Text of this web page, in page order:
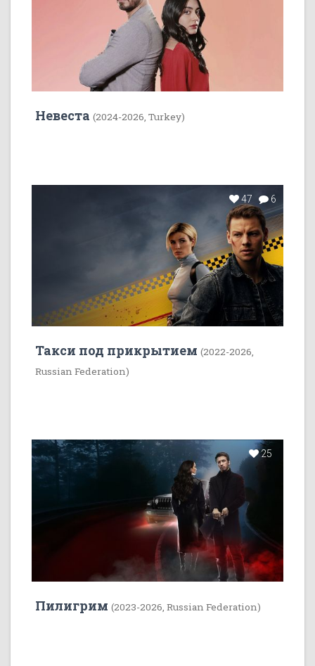
Невеста (2024-2026, Turkey)
47 6
Такси под прикрытием (2022-2026,
Russian Federation)
25
Пилигрим (2023-2026, Russian Federation)